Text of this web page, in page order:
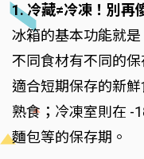
1. 冷藏≠冷凍！別再
冰箱的基本功能就
不同食材有不同的保
適合短期保存的新
熟食；冷凍室則在 -
麵包等的保存期。